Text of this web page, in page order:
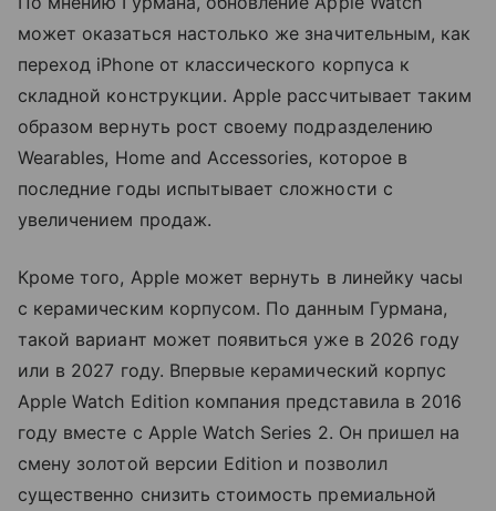
может оказаться настолько же значительным, как
переход iPhone от классического корпуса к
складной конструкции. Apple рассчитывает таким
образом вернуть рост своему подразделению
Wearables, Home and Accessories, которое в
последние годы испытывает сложности с
увеличением продаж.
Кроме того, Apple может вернуть в линейку часы
с керамическим корпусом. По данным Гурмана,
такой вариант может появиться уже в 2026 году
или в 2027 году. Впервые керамический корпус
Apple Watch Edition компания представила в 2016
году вместе с Apple Watch Series 2. Он пришел на
смену золотой версии Edition и позволил
существенно снизить стоимость премиальной